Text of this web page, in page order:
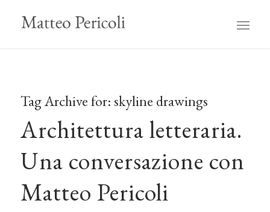
Tag Archive for:skyline drawings
Architettura letteraria.
Una conversazione con
Matteo Pericoli